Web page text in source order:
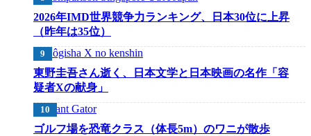
2026年IMD世界競争力ランキング、日本30位に上昇
（昨年は35位）
東野圭吾さん逝く、日本文学と日本映画の名作「容
疑者Xの献身」
ゴルフ場を恐竜クラス（体長5m）のワニが散歩